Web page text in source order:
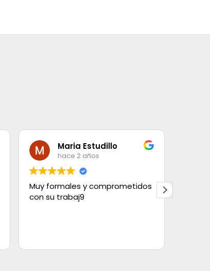
Maria Estudillo
hace 2 años
Muy formales y comprometidos
con su trabaj9